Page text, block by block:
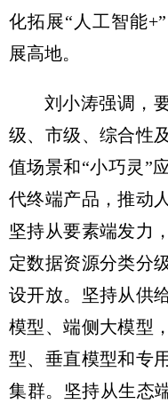
化拓展“人工智能
展高地。
刘小涛强调，
级、市级、综合性
值场景和“小巧灵”
代终端产品，推动
坚持从要素端发力
定数据资源分类分
设开放。坚持从供
模型、端侧大模型
型、垂直模型和专
集群。坚持从生态